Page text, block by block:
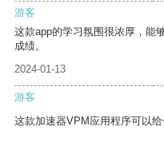
游客
这款app的学习氛围很浓厚，能
成绩。
2024-01-13
游客
这款加速器VPM应用程序可以